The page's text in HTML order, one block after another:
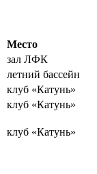
Место
зал ЛФК
летний бассейн
клуб «Катунь»
клуб «Катунь»
клуб «Катунь»